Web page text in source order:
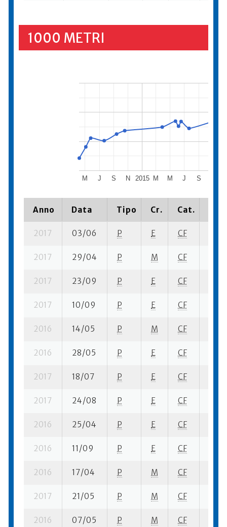
1000 METRI
2015
M J S N M M J S
Anno Data Tipo Cr. Cat.
2017 03/06 P E CF
2017 29/04 P M CF
2017 23/09 P E CF
2017 10/09 P E CF
2016 14/05 P M CF
2016 28/05 P E CF
2017 18/07 P E CF
2017 24/08 P E CF
2016 25/04 P E CF
2016 11/09 P E CF
2016 17/04 P M CF
2017 21/05 P M CF
2016 07/05 P M CF